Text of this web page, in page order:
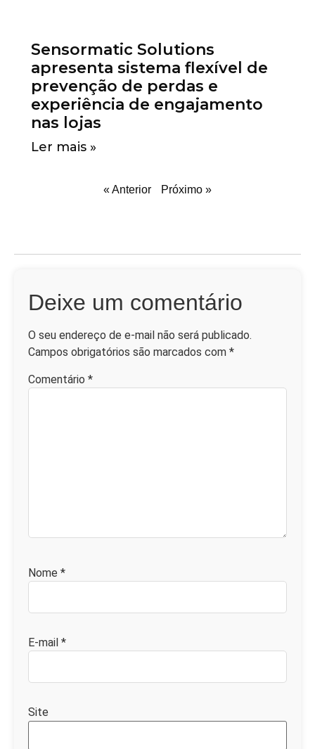
Sensormatic Solutions
apresenta sistema flexível de
prevenção de perdas e
experiência de engajamento
nas lojas
Ler mais »
« Anterior Próximo »
Deixe um comentário
O seu endereço de e-mail não será publicado.
Campos obrigatórios são marcados com *
Comentário *
Nome *
E-mail *
Site